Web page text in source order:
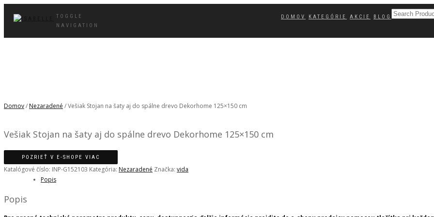
TOGGLE
NAVIGATION
DOMOV KATEGÓRIE AKCIE BLOG
Domov/ Nezaradené / Vešiak Stojan na šaty aj do spálne drevo Dekorhome 125×150 cm
Vešiak Stojan na šaty aj do spálne drevo Dekorhome 125×150 cm
POZRIEŤ V E-SHOPE VIAC
Katalógové číslo: INP-G152103 Kategória: Nezaradené Značka: vida
Popis
Popis